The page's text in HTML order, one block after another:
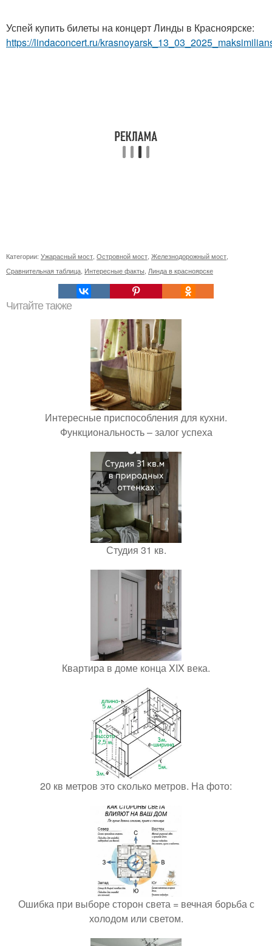
Успей купить билеты на концерт Линды в Красноярске:
https://lindaconcert.ru/
Категории: Ужарасный мост Островной мост Железнодорожный мост
Сравнительная таблица Интересные факты Линда в красноярске
Читайте также
Интересные приспособления для кухни.
Функциональность – залог успеха
Студия 31 кв.
Квартира в доме конца XIX века.
20 кв метров это сколько метров. На фото:
Ошибка при выборе сторон света = вечная борьба с
холодом или светом.